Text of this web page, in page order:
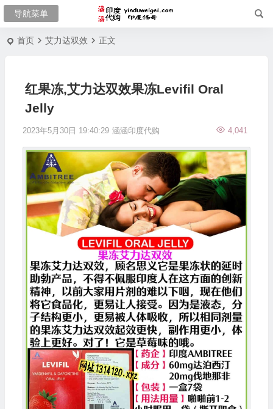
首页 艾力达双效 正文
红果冻,艾力达双效果冻Levifil Oral
Jelly
2023年5月30日 19:40:29 涵涵印度代购 4,041